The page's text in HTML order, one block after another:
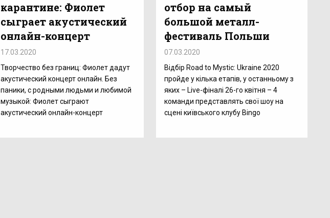
карантине: Фиолет
сыграет акустический
онлайн-концерт
17.03.2020
Творчество без границ: Фиолет дадут
акустический концерт онлайн. Без
паники, с родными людьми и любимой
музыкой: Фиолет сыграют
акустический онлайн-концерт
отбор на самый
большой металл-
фестиваль Польши
07.03.2020
Відбір Road to Mystic: Ukraine 2020
пройде у кілька етапів, у останньому з
яких – Live-фіналі 26-го квітня – 4
команди представлять свої шоу на
сцені київського клубу Bingo